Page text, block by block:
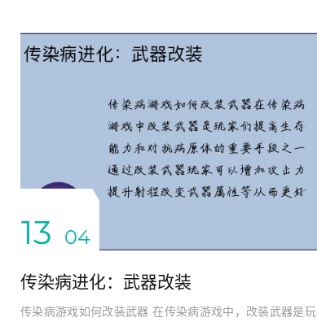
13 04
传染病进化：武器改装
传染病游戏如何改装武器 在传染病游戏中，改装武器是玩